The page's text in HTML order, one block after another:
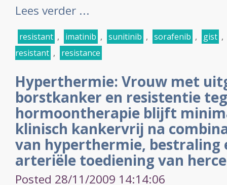
Lees verder ...
resistant , imatinib , sunitinib , sorafenib , gist ,
resistant , resistance
Hyperthermie: Vrouw met
borstkanker en resistentie
hormoontherapie blijft
klinisch kankervrij na
van hyperthermie, bestraling
arteriële toediening van
Posted 28/11/2009 14:14:06